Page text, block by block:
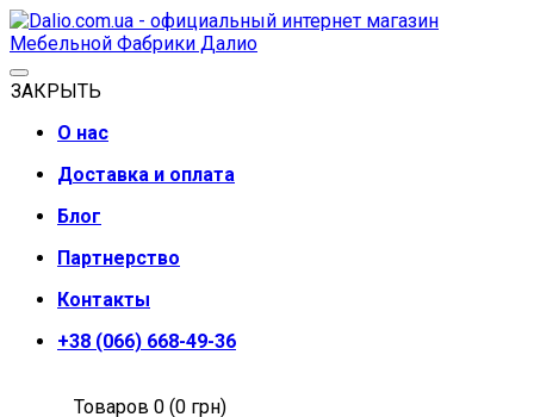
ЗАКРЫТЬ
О нас
Доставка и оплата
Блог
Партнерство
Контакты
+38 (066) 668-49-36
Товаров 0 (0 грн)